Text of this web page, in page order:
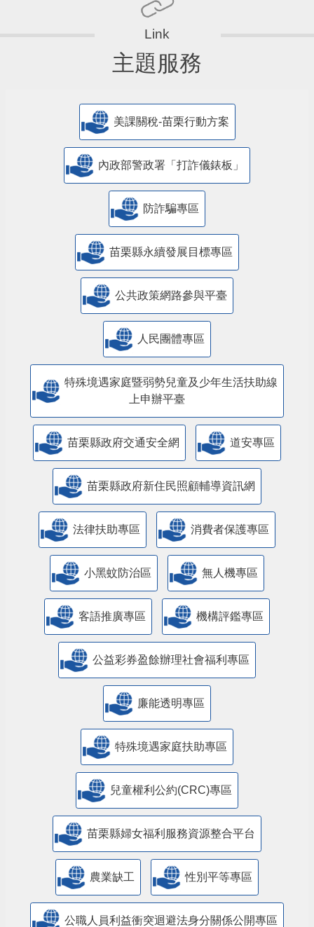
主題服務
美課關稅-苗栗行動方案
內政部警政署「打詐儀錶板」
防詐騙專區
苗栗縣永續發展目標專區
公共政策網路參與平臺
人民團體專區
特殊境遇家庭暨弱勢兒童及少年生活扶助線
上申辦平臺
苗栗縣政府交通安全網 道安專區
苗栗縣政府新住民照顧輔導資訊網
法律扶助專區 消費者保護專區
小黑蚊防治區 無人機專區
客語推廣專區 機構評鑑專區
公益彩券盈餘辦理社會福利專區
廉能透明專區
特殊境遇家庭扶助專區
兒童權利公約(CRC)專區
苗栗縣婦女福利服務資源整合平台
農業缺工 性別平等專區
公職人員利益衝突迴避法身分關係公開專區